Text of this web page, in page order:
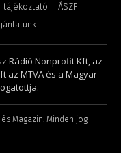
tájékoztató
ÁSZF
Rádió Nonprofit Kft, az
az MTVA és a Magyar
Magazin. Minden jog